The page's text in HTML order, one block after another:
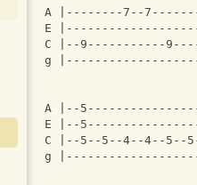
A |--------7--
E
C |--9-----------
g
A |--
E |--
C |--5--5--4--4--5--
g